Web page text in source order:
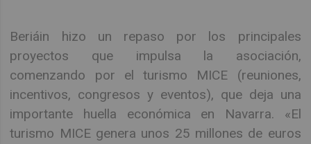
Beriáin hizo un repaso por los principales
proyectos que impulsa la asociación,
comenzando por el turismo MICE (reuniones,
incentivos, congresos y eventos), que deja una
importante huella económica en Navarra. «El
turismo MICE genera unos 25 millones de euros